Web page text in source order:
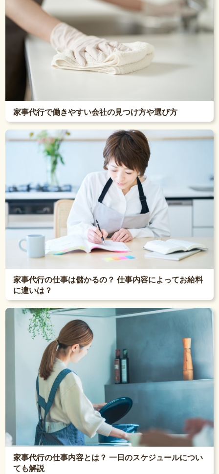
家事代行で働きやすい会社の見つけ方や選び方
家事代行の仕事は儲かるの？ 仕事内容によってお給料
に違いは？
家事代行の仕事内容とは？ 一日のスケジュールについ
ても解説